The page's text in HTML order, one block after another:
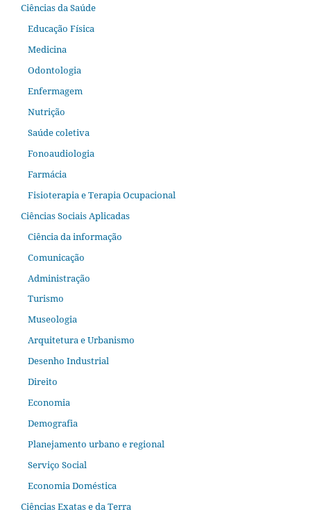
Ciências da Saúde
Educação Física
Medicina
Odontologia
Enfermagem
Nutrição
Saúde coletiva
Fonoaudiologia
Farmácia
Fisioterapia e Terapia Ocupacional
Ciências Sociais Aplicadas
Ciência da informação
Comunicação
Administração
Turismo
Museologia
Arquitetura e Urbanismo
Desenho Industrial
Direito
Economia
Demografia
Planejamento urbano e regional
Serviço Social
Economia Doméstica
Ciências Exatas e da Terra